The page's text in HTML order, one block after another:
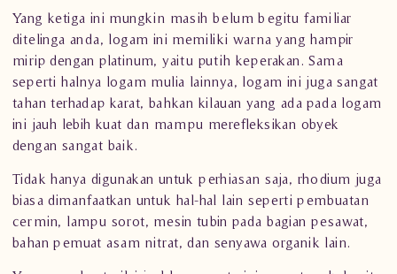
Yang ketiga ini mungkin masih belum begitu familiar
ditelinga anda, logam ini memiliki warna yang hampir
mirip dengan platinum, yaitu putih keperakan. Sama
seperti halnya logam mulia lainnya, logam ini juga sangat
tahan terhadap karat, bahkan kilauan yang ada pada logam
ini jauh lebih kuat dan mampu merefleksikan obyek
dengan sangat baik.
Tidak hanya digunakan untukperhiasan saja, rhodium juga
biasa dimanfaatkan untuk hal-hal lain seperti pembuatan
cermin, lampu sorot, mesin tubin pada bagian pesawat,
bahan pemuat asam nitrat, dan senyawa organik lain.